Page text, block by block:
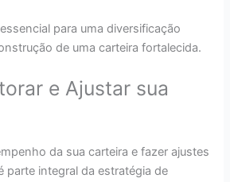
para uma diversificação
de uma carteira fortalecida.
e Ajustar sua
da sua carteira e fazer ajustes
parte integral da estratégia de